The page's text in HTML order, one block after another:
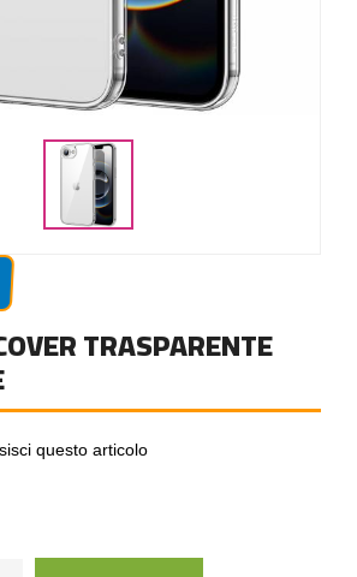
TRASPARENTE
questo articolo